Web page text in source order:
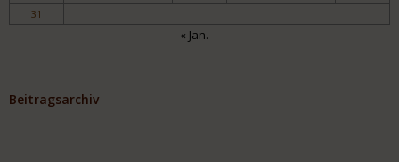
31
« Jan.
Beitragsarchiv